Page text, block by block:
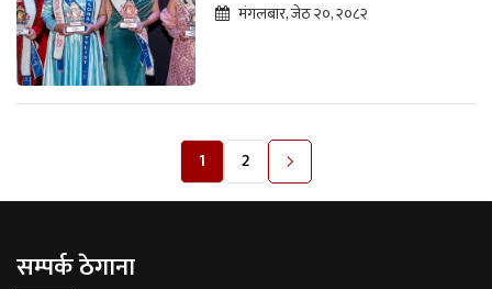
मंगलबार, जेठ २०, २०८२
1 2
सम्पर्क ठेगाना